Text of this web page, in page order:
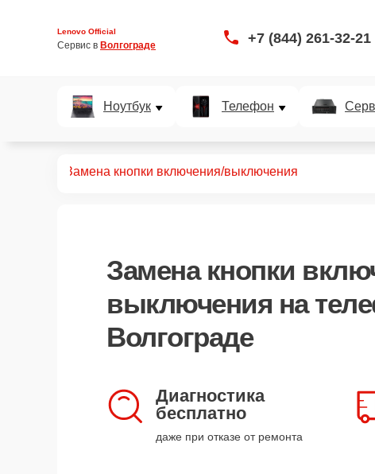
Lenovo Official
Сервис в Волгограде +7 (844) 261-32-21
Ноутбук Телефон
Замена кнопки включения/выключения
Замена кнопки
выключения на
Волгограде
Диагностика
бесплатно
даже при отказе от ремонта